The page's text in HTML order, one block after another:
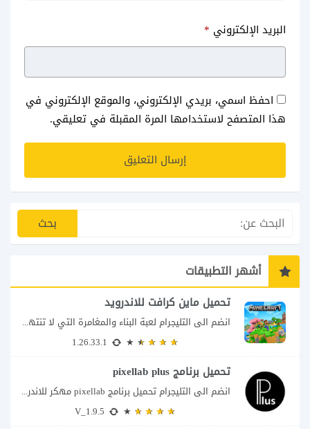
البريد الإلكتروني *
احفظ اسمي، بريدي الإلكتروني، والموقع الإلكتروني في
هذا المتصفح لاستخدامها المرة المقبلة في تعليقي.
أشهر التطبيقات
تحميل ماين كرافت للاندرويد
انضم الى التليجرام لعبة البناء والمغامرة التي لا تنتهي Minecraft إذا كنت تبحث عن...
تحميل برنامج pixellab plus
انضم الى التليجرام تحميل برنامج pixellab مهكر للاندرويد يعتبر تطبيق بيكسلاب من اشهر تطبيقات...